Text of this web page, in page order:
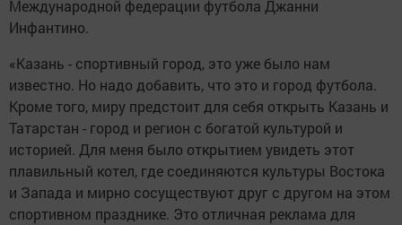
Международной федерации футбола Джанни
Инфантино.
«Казань - спортивный город, это уже было нам
известно. Но надо добавить, что это и город футбола.
Кроме того, миру предстоит для себя открыть Казань и
Татарстан - город и регион с богатой культурой и
историей. Для меня было открытием увидеть этот
плавильный котел, где соединяются культуры Востока
и Запада и мирно сосуществуют друг с другом на этом
спортивном празднике. Это отличная реклама для